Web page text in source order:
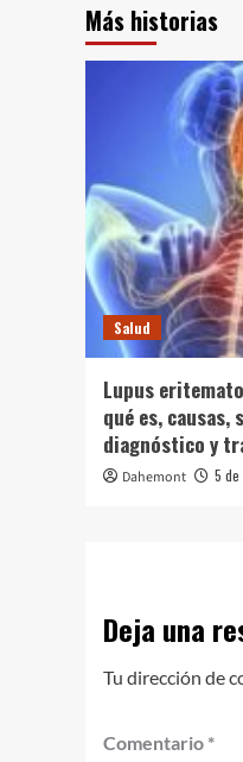
Más historias
Salud
Lupus
qué es, causas,
diagnóstico y
Dahemont 5
Deja una
Tu dirección de
Comentario *